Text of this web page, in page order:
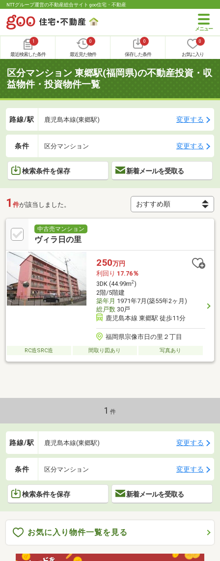
NTTグループ運営の不動産総合サイト goo住宅・不動産
1
最近検索した条件
0
最近見た物件
0
保存した条件
0
お気に入り
区分マンション 東郷駅(福岡県)の不動産投資・収
益物件・投資物件一覧
路線/駅 鹿児島本線(東郷駅) 変更する
条件 区分マンション 変更する
検索条件を保存 新着メールを受取る
1 件が該当しました。
中古売マンション
ヴィラ日の里
250万円
利回り 17.76％
3DK (44.99m2)
2階/5階建
築年月 1971年7月(築55年2ヶ月)
総戸数30戸
鹿児島本線 東郷駅 徒歩11分
福岡県宗像市日の里２丁目
RC造SRC造 間取り図あり 写真あり
1 件
路線/駅 鹿児島本線(東郷駅) 変更する
条件 区分マンション 変更する
検索条件を保存 新着メールを受取る
お気に入り物件一覧を見る